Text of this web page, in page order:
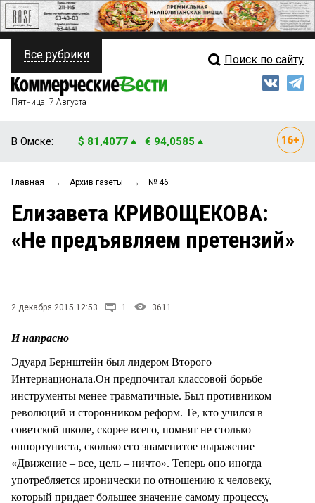
ПОЛИТИКА
ФИНАНСЫ
ОБЩЕСТВО
ЗАКОН
НОВОСТИ КОМПАНИЙ
СТИЛЬ ЖИЗНИ
Свежий выпуск
Рейтинги
Блоги
Все рубрики Поиск по сайту
Пятница, 7 Августа
В Омске: $ 81,4077 € 94,0585
Главная → Архив газеты → № 46
Елизавета КРИВОЩЕКОВА:
«Не предъявляем претензий»
2 декабря 2015 12:53 1 3611
И напрасно
Эдуард Бернштейн был лидером Второго
Интернационала.Он предпочитал классовой борьбе
инструменты менее травматичные. Был противником
революций и сторонником реформ. Те, кто учился в
советской школе, скорее всего, помнят не столько
оппортуниста, сколько его знаменитое выражение
«Движение – все, цель – ничто». Теперь оно иногда
употребляется иронически по отношению к человеку,
который придает большее значение самому процессу,